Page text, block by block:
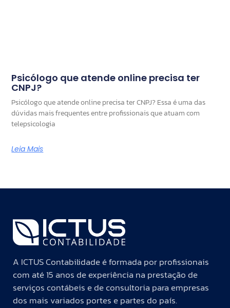
Psicólogo que atende online precisa ter
CNPJ?
Psicólogo que atende online precisa ter CNPJ? Essa é uma das
dúvidas mais frequentes entre profissionais que atuam com
telepsicologia
Leia Mais
A ICTUS Contabilidade é formada por profissionais
com até 15 anos de experiência na prestação de
serviços contábeis e de consultoria para empresas
dos mais variados portes e partes do país.